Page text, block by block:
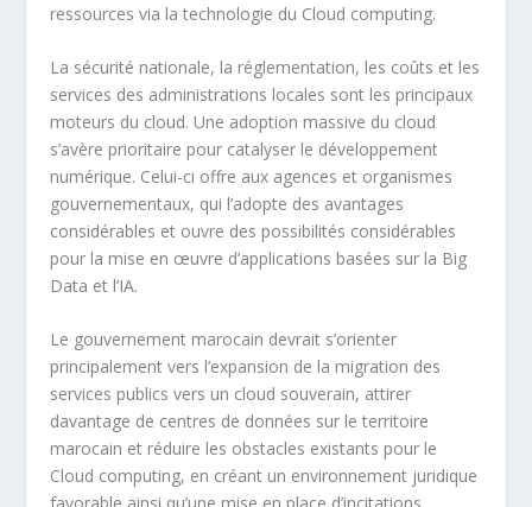
ressources via la technologie du Cloud computing.
La sécurité nationale, la réglementation, les coûts et les
services des administrations locales sont les principaux
moteurs du cloud. Une adoption massive du cloud
s’avère prioritaire pour catalyser le développement
numérique. Celui-ci offre aux agences et organismes
gouvernementaux, qui l’adopte des avantages
considérables et ouvre des possibilités considérables
pour la mise en œuvre d’applications basées sur la Big
Data et l’IA.
Le gouvernement marocain devrait s’orienter
principalement vers l’expansion de la migration des
services publics vers un cloud souverain, attirer
davantage de centres de données sur le territoire
marocain et réduire les obstacles existants pour le
Cloud computing, en créant un environnement juridique